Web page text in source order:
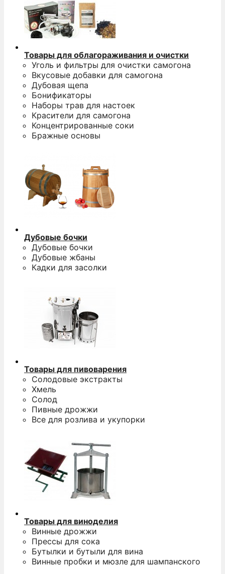
Товары для облагораживания и очистки
Уголь и фильтры для очистки самогона
Вкусовые добавки для самогона
Дубовая щепа
Бонификаторы
Наборы трав для настоек
Красители для самогона
Концентрированные соки
Бражные основы
Дубовые бочки
Дубовые бочки
Дубовые жбаны
Кадки для засолки
Товары для пивоварения
Солодовые экстракты
Хмель
Солод
Пивные дрожжи
Все для розлива и укупорки
Товары для виноделия
Винные дрожжи
Прессы для сока
Бутылки и бутыли для вина
Винные пробки и мюзле для шампанского